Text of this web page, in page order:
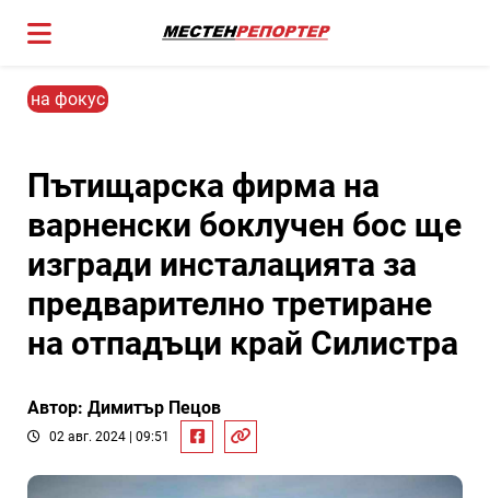
на фокус
Пътищарска фирма на
варненски боклучен бос ще
изгради инсталацията за
предварително третиране
на отпадъци край Силистра
Автор: Димитър Пецов
02 авг. 2024 | 09:51